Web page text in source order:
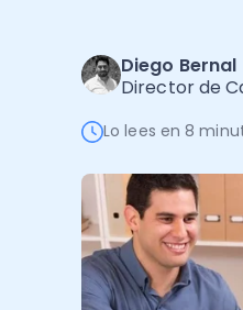
Administración
Software Factura y
Autores
Diego Bernal
Director de
Lo lees en 8